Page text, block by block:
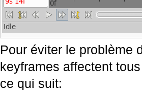
Pour éviter le problème
keyframes affectent
ce qui suit: